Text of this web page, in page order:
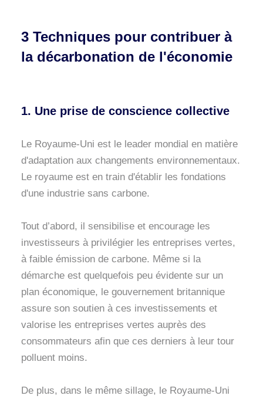
3 Techniques pour contribuer à
la décarbonation de l'économie
1. Une prise de conscience collective
Le Royaume-Uni est le leader mondial en matière
d'adaptation aux changements environnementaux.
Le royaume est en train d'établir les fondations
d'une industrie sans carbone.
Tout d’abord, il sensibilise et encourage les
investisseurs à privilégier les entreprises vertes,
à faible émission de carbone. Même si la
démarche est quelquefois peu évidente sur un
plan économique, le gouvernement britannique
assure son soutien à ces investissements et
valorise les entreprises vertes auprès des
consommateurs afin que ces derniers à leur tour
polluent moins.
De plus, dans le même sillage, le Royaume-Uni